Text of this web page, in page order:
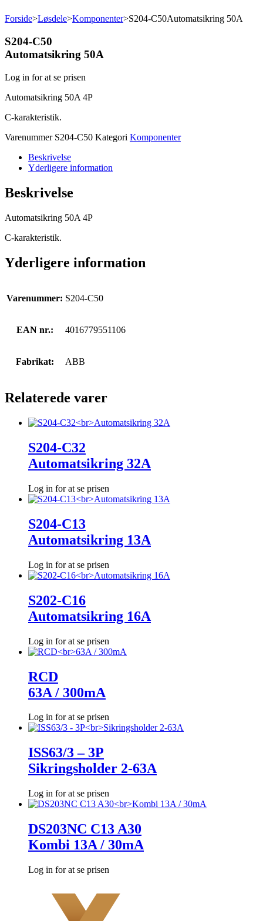
Forside>Løsdele>Komponenter>S204-C50Automatsikring 50A
S204-C50
Automatsikring 50A
Log in for at se prisen
Automatsikring 50A 4P
C-karakteristik.
Varenummer S204-C50 Kategori Komponenter
Beskrivelse
Yderligere information
Beskrivelse
Automatsikring 50A 4P
C-karakteristik.
Yderligere information
Varenummer: S204-C50
EAN nr.: 4016779551106
Fabrikat: ABB
Relaterede varer
S204-C32
Automatsikring 32A
Log in for at se prisen
S204-C13
Automatsikring 13A
Log in for at se prisen
S202-C16
Automatsikring 16A
Log in for at se prisen
RCD
63A / 300mA
Log in for at se prisen
ISS63/3 – 3P
Sikringsholder 2-63A
Log in for at se prisen
DS203NC C13 A30
Kombi 13A / 30mA
Log in for at se prisen